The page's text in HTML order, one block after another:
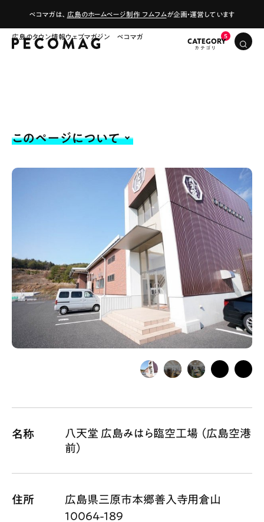
ペコマガは、 広島のホームページ制作 フムフムが企画・運営しています
広島のタウン情報ウェブマガジン ペコマガ
CATEGORY
# カフェ # ランチ # スイーツ
# パン # コーヒー
Life
Gourmet News
Outing
ペコマガとは
広告掲載について
プライバシーポリシー インフォマティブデータポリシー
お問合せ
このページについて
名称
八天堂 広島みはら臨空工場 （広島空港
前）
住所
広島県三原市本郷善入寺用倉山
10064-189